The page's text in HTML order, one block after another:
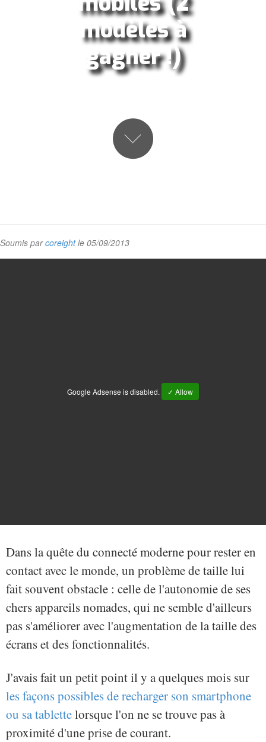
modèles à
gagner !)
Soumis parcoreightle 05/09/2013
Google Adsense is disabled. ✓ Allow
Dans la quête du connecté moderne pour rester en
contact avec le monde, un problème de taille lui
fait souvent obstacle : celle de l'autonomie de ses
chers appareils nomades, qui ne semble d'ailleurs
pas s'améliorer avec l'augmentation de la taille des
écrans et des fonctionnalités.
J'avais fait un petit point il y a quelques mois sur
les façons possibles de recharger son smartphone
ou sa tablettelorsque l'on ne se trouve pas à
proximité d'une prise de courant.